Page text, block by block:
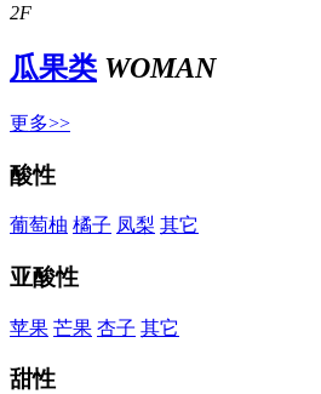
2F
瓜果类 WOMAN
更多>>
酸性
葡萄柚 橘子 凤梨 其它
亚酸性
苹果 芒果 杏子 其它
甜性